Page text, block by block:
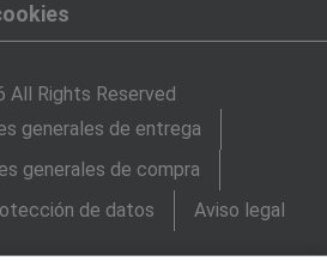
All Rights Reserved
generales de entrega
generales de compra
de datos
Aviso legal